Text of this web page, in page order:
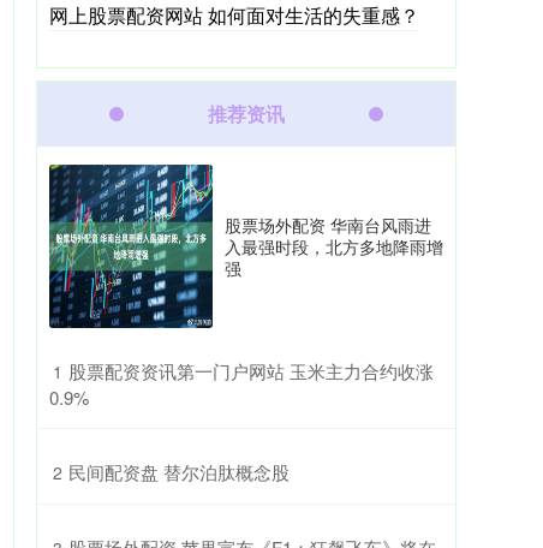
网上股票配资网站 如何面对生活的失重感？
推荐资讯
股票场外配资 华南台风雨进
入最强时段，北方多地降雨增
强
1 ​股票配资资讯第一门户网站 玉米主力合约收涨
0.9%
2 ​民间配资盘 替尔泊肽概念股